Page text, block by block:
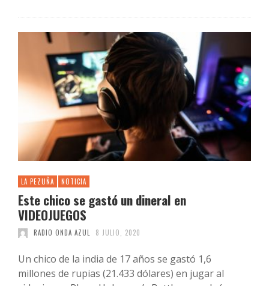
LA PEZUÑA NOTICIA
Este chico se gastó un dineral en
VIDEOJUEGOS
RADIO ONDA AZUL 8 JULIO, 2020
Un chico de la india de 17 años se gastó 1,6
millones de rupias (21.433 dólares) en jugar al